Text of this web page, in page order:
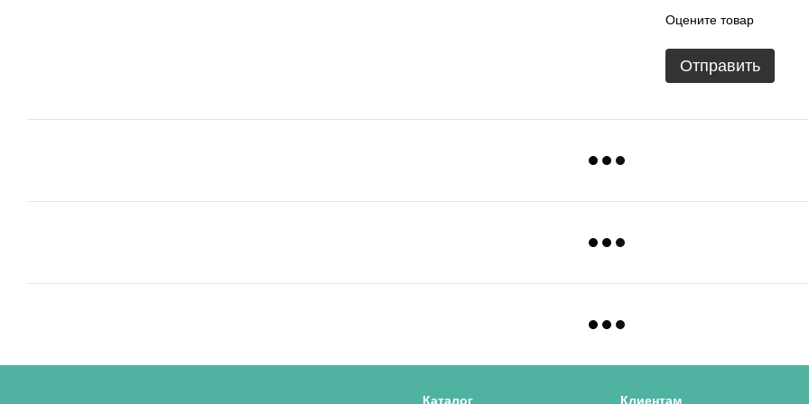
Оцените товар
Отправить
Каталог Клиентам